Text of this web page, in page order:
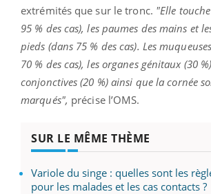
extrémités que sur le tronc. "Elle
95 % des cas), les paumes des mains et
pieds (dans 75 % des cas). Les
70 % des cas), les organes génitaux (30
conjonctives (20 %) ainsi que la cornée
marqués", précise l’OMS.
SUR LE MÊME THÈME
Variole du singe : quelles sont les
pour les malades et les cas contacts ?